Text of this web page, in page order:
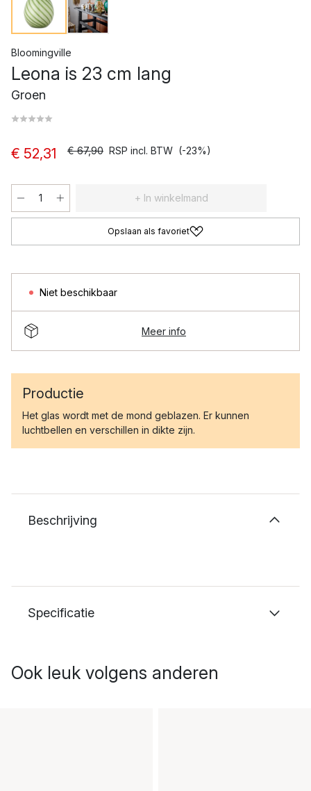
Bloomingville
Leona is 23 cm lang
Groen
€ 52,31 € 67,90 RSP incl. BTW (-23%)
+ In winkelmand
Opslaan als favoriet
Niet beschikbaar
Meer info
Productie
Het glas wordt met de mond geblazen. Er kunnen
luchtbellen en verschillen in dikte zijn.
Beschrijving
Specificatie
Ook leuk volgens anderen